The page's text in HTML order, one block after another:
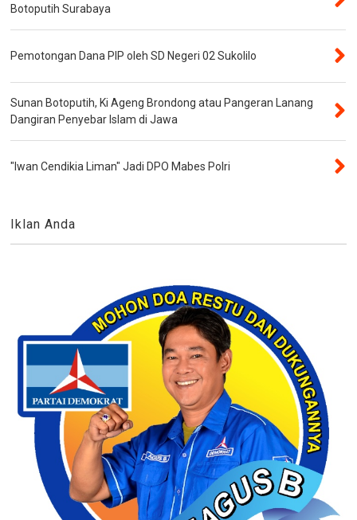
Botoputih Surabaya
Pemotongan Dana PIP oleh SD Negeri 02 Sukolilo
Sunan Botoputih, Ki Ageng Brondong atau Pangeran Lanang
Dangiran Penyebar Islam di Jawa
"Iwan Cendikia Liman" Jadi DPO Mabes Polri
Iklan Anda